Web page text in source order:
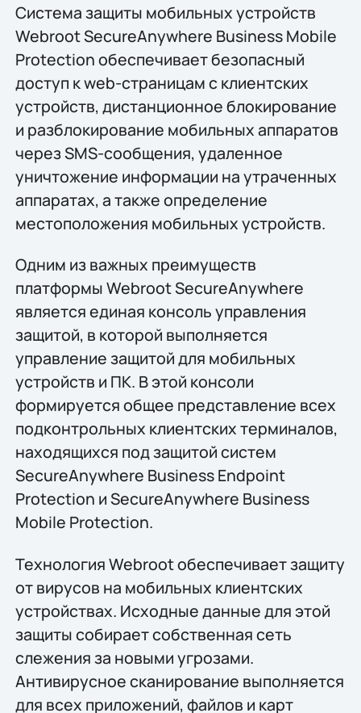
Система защиты мобильных устройств
Webroot SecureAnywhere Business Mobile
Protection обеспечивает безопасный
доступ к web-страницам с клиентских
устройств, дистанционное блокирование
и разблокирование мобильных аппаратов
через SMS-сообщения, удаленное
уничтожение информации на утраченных
аппаратах, а также определение
местоположения мобильных устройств.
Одним из важных преимуществ
платформы Webroot SecureAnywhere
является единая консоль управления
защитой, в которой выполняется
управление защитой для мобильных
устройств и ПК. В этой консоли
формируется общее представление всех
подконтрольных клиентских терминалов,
находящихся под защитой систем
SecureAnywhere Business Endpoint
Protection и SecureAnywhere Business
Mobile Protection.
Технология Webroot обеспечивает защиту
от вирусов на мобильных клиентских
устройствах. Исходные данные для этой
защиты собирает собственная сеть
слежения за новыми угрозами.
Антивирусное сканирование выполняется
для всех приложений, файлов и карт